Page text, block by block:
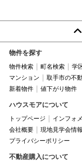
物件を探す
物件検索 町名検索 学
マンション
取手市の不
新着物件
値下がり物件
ハウスモアについて
トップページ インフォ
会社概要
現地見学会情報
プライバシーポリシー
不動産購入について